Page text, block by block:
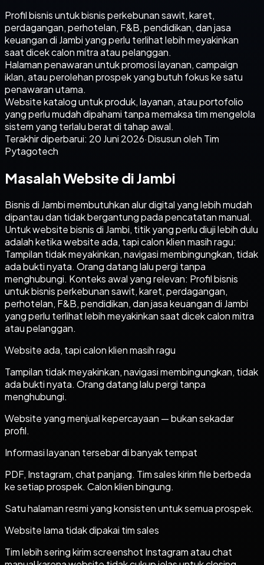
Profil bisnis untuk bisnis perkebunan sawit, karet,
perdagangan, perhotelan, F&B, pendidikan, dan jasa
keuangan di Jambi yang perlu terlihat lebih meyakinkan
saat dicek calon mitra atau pelanggan.
Halaman penawaran untuk promosi layanan, campaign
iklan, atau perolehan prospek yang butuh fokus ke satu
penawaran utama.
Website katalog untuk produk, layanan, atau portofolio
yang perlu mudah dipahami tanpa memaksa tim mengelola
sistem yang terlalu berat di tahap awal.
Terakhir diperbarui: 20 Juni 2026·Disusun oleh Tim
Pytagotech
Masalah Website di Jambi
Bisnis di Jambi membutuhkan alur digital yang lebih mudah
dipantau dan tidak bergantung pada pencatatan manual.
Untuk website bisnis di Jambi, titik yang perlu diuji lebih dulu
adalah ketika website ada, tapi calon klien masih ragu:
Tampilan tidak meyakinkan, navigasi membingungkan, tidak
ada bukti nyata. Orang datang lalu pergi tanpa
menghubungi. Konteks awal yang relevan: Profil bisnis
untuk bisnis perkebunan sawit, karet, perdagangan,
perhotelan, F&B, pendidikan, dan jasa keuangan di Jambi
yang perlu terlihat lebih meyakinkan saat dicek calon mitra
atau pelanggan.
Website ada, tapi calon klien masih ragu
Tampilan tidak meyakinkan, navigasi membingungkan, tidak
ada bukti nyata. Orang datang lalu pergi tanpa
menghubungi.
Website yang menjual kepercayaan — bukan sekadar
profil.
Informasi layanan tersebar di banyak tempat
PDF, Instagram, chat panjang. Tim sales kirim file berbeda
ke setiap prospek. Calon klien bingung.
Satu halaman resmi yang konsisten untuk semua prospek.
Website lama tidak dipakai tim sales
Tim lebih sering kirim screenshot Instagram atau chat